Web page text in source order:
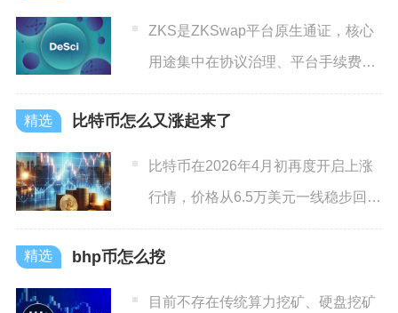
ZKS是ZKSwap平台原生通证，核心
用途集中在协议治理、平台手续费流
转、流动性挖矿激励、
比特币怎么又涨起来了
比特币在2026年4月初再度开启上涨
行情，价格从6.5万美元一线稳步回
升，截至4月4日站稳
bhp币怎么挖
目前不存在传统算力挖矿、硬盘挖矿